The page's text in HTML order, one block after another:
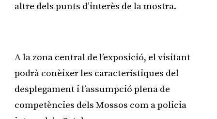
altre dels punts d’interès de la mostra.
A la zona central de l’exposició, el visitant
podrà conèixer les característiques del
desplegament i l’assumpció plena de
competències dels Mossos com a policia